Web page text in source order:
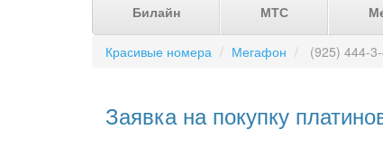
Билайн МТС
Красивые номера Мегафон (925) 444-
Заявка на покупку